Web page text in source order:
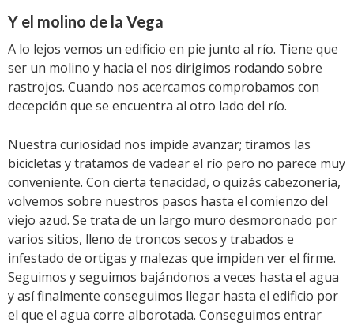
Y el molino de la Vega
A lo lejos vemos un edificio en pie junto al río. Tiene que
ser un molino y hacia el nos dirigimos rodando sobre
rastrojos. Cuando nos acercamos comprobamos con
decepción que se encuentra al otro lado del río.
Nuestra curiosidad nos impide avanzar; tiramos las
bicicletas y tratamos de vadear el río pero no parece muy
conveniente. Con cierta tenacidad, o quizás cabezonería,
volvemos sobre nuestros pasos hasta el comienzo del
viejo azud. Se trata de un largo muro desmoronado por
varios sitios, lleno de troncos secos y trabados e
infestado de ortigas y malezas que impiden ver el firme.
Seguimos y seguimos bajándonos a veces hasta el agua
y así finalmente conseguimos llegar hasta el edificio por
el que el agua corre alborotada. Conseguimos entrar